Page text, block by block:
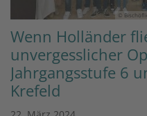
©
Wenn Holländer
unvergesslicher
Jahrgangsstufe 6
Krefeld